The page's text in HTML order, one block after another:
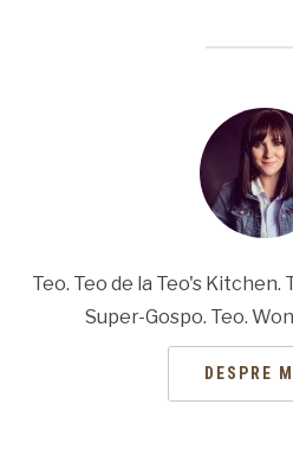
Teo. Teo de la Teo's Kitchen.
Super-Gospo. Teo.
DESPRE